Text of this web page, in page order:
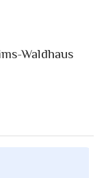
Waldhaus